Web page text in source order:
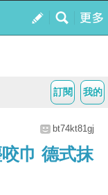
我的
訂閱
bt74kt81gj
巾 德式抹